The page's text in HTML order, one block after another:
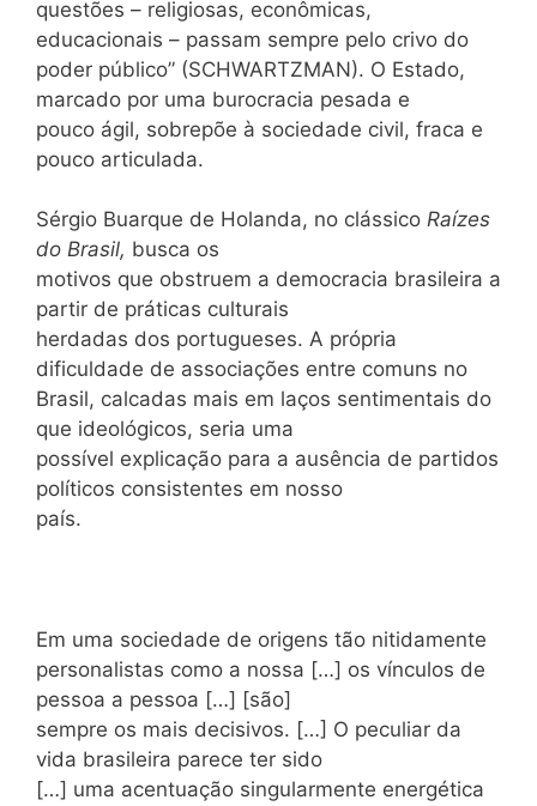
questões – religiosas, econômicas,
educacionais – passam sempre pelo crivo do
poder público” (SCHWARTZMAN). O Estado,
marcado por uma burocracia pesada e
pouco ágil, sobrepõe à sociedade civil, fraca e
pouco articulada.
Sérgio Buarque de Holanda, no clássico Raízes
do Brasil, busca os
motivos que obstruem a democracia brasileira a
partir de práticas culturais
herdadas dos portugueses. A própria
dificuldade de associações entre comuns no
Brasil, calcadas mais em laços sentimentais do
que ideológicos, seria uma
possível explicação para a ausência de partidos
políticos consistentes em nosso
país.
Em uma sociedade de origens tão nitidamente
personalistas como a nossa […] os vínculos de
pessoa a pessoa […] [são]
sempre os mais decisivos. […] O peculiar da
vida brasileira parece ter sido
[…] uma acentuação singularmente energética